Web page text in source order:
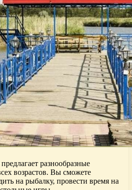
разнообразные
возрастов. Вы сможете
на рыбалку, провести время на